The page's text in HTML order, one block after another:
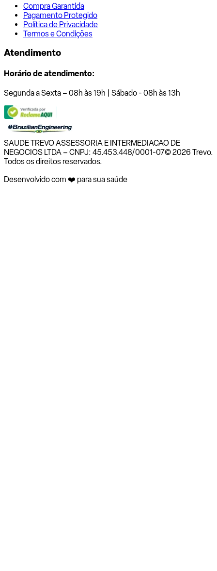
Compra Garantida
Pagamento Protegido
Política de Privacidade
Termos e Condições
Atendimento
Horário de atendimento:
Segunda a Sexta – 08h às 19h | Sábado - 08h às 13h
SAUDE TREVO ASSESSORIA E INTERMEDIACAO DE
NEGOCIOS LTDA – CNPJ: 45.453.448/0001-07© 2026 Trevo.
Todos os direitos reservados.
Desenvolvido com ❤️ para sua saúde